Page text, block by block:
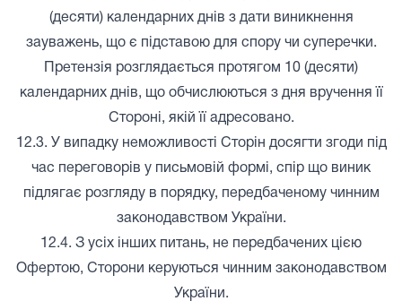
(десяти) календарних днів з дати виникнення
зауважень, що є підставою для спору чи суперечки.
Претензія розглядається протягом 10 (десяти)
календарних днів, що обчислюються з дня вручення її
Стороні, якій її адресовано.
12.3. У випадку неможливості Сторін досягти згоди під
час переговорів у письмовій формі, спір що виник
підлягає розгляду в порядку, передбаченому чинним
законодавством України.
12.4. З усіх інших питань, не передбачених цією
Офертою, Сторони керуються чинним законодавством
України.